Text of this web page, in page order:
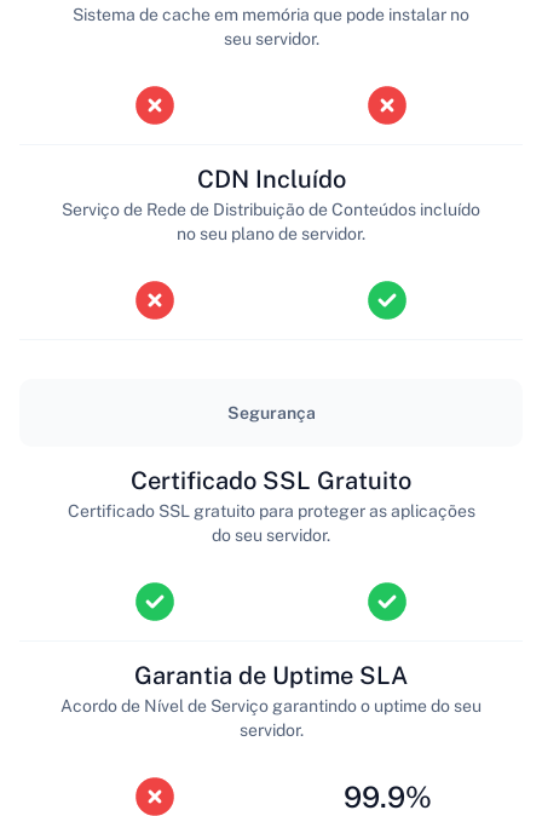
Sistema de cache em memória que pode instalar no
seu servidor.
CDN Incluído
Serviço de Rede de Distribuição de Conteúdos incluído
no seu plano de servidor.
Segurança
Certificado SSL Gratuito
Certificado SSL gratuito para proteger as aplicações
do seu servidor.
Garantia de Uptime SLA
Acordo de Nível de Serviço garantindo o uptime do seu
servidor.
99.9%